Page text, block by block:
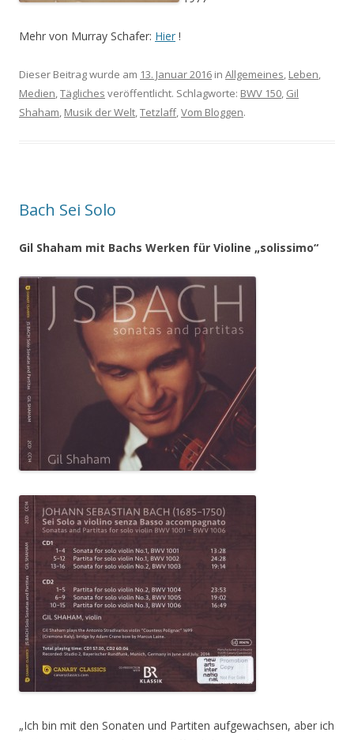
Mehr von Murray Schafer: Hier !
Dieser Beitrag wurde am 13. Januar 2016 in Allgemeines, Leben,
Medien,Tägliches veröffentlicht. Schlagworte: BWV 150, Gil
Shaham, Musik der Welt,Tetzlaff,Vom Bloggen.
Bach Sei Solo
Gil Shaham mit Bachs Werken für Violine „solissimo“
„Ich bin mit den Sonaten und Partiten aufgewachsen, aber ich